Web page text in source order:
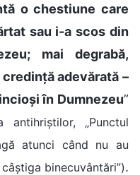
o chestiune care
sau i-a scos din
mai degrabă,
adevărată –
în Dumnezeu”
antihriștilor, „Punctul
atunci când nu au
binecuvântări”).